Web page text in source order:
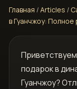
Главная /Articles /
в Гуанчжоу: Полное
подарок в
Гуанчжоу?